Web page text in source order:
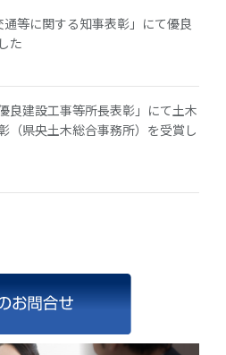
通等に関する知事表彰」にて優良
た
良建設工事等所長表彰」にて土木
（県央土木総合事務所）を受賞し